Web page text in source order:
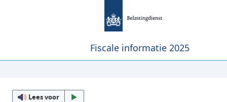
Fiscale informatie 2025
Lees voor